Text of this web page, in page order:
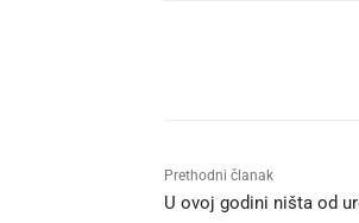
Prethodni članak
U ovoj godini ništa od